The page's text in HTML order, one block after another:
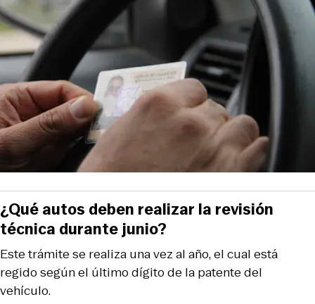
Este trámite se realiza una vez al año, el cual está
regido según el último dígito de la patente del
vehículo.
¿Qué autos deben realizar la revisión
técnica durante junio?